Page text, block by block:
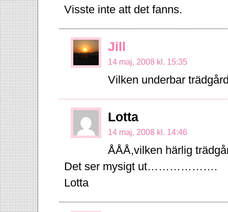
Visste inte att det fanns.
Jill
14 maj, 2008 kl. 15:35
Vilken underbar
Lotta
14 maj, 2008 kl. 14:46
ÅÅÅ,vilken härlig
Det ser mysigt ut……………….
Lotta